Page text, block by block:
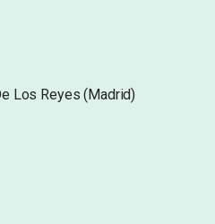
Los Reyes (Madrid)